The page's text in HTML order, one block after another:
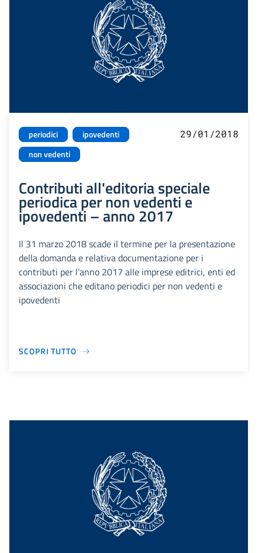
periodici
ipovedenti
non vedenti
29/01/2018
Contributi all'editoria speciale
periodica per non vedenti e
ipovedenti – anno 2017
Il 31 marzo 2018 scade il termine per la presentazione
della domanda e relativa documentazione per i
contributi per l’anno 2017 alle imprese editrici, enti ed
associazioni che editano periodici per non vedenti e
ipovedenti
SCOPRI TUTTO